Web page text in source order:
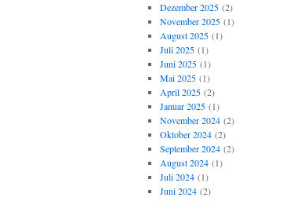
Dezember 2025(2)
November 2025(1)
August 2025(1)
Juli 2025(1)
Juni 2025(1)
Mai 2025(1)
April 2025(2)
Januar 2025(1)
November 2024(2)
Oktober 2024(2)
September 2024(2)
August 2024(1)
Juli 2024(1)
Juni 2024(2)